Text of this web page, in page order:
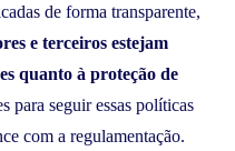
de forma transparente,
e terceiros estejam
quanto à proteção de
para seguir essas políticas
com a regulamentação.